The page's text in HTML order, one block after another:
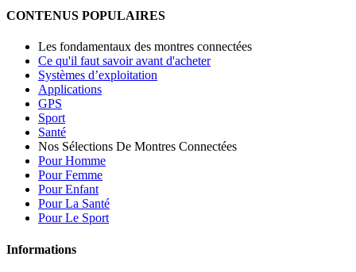
CONTENUS POPULAIRES
Les fondamentaux des montres connectées
Ce qu'il faut savoir avant d'acheter
Systèmes d’exploitation
Applications
GPS
Sport
Santé
Nos Sélections De Montres Connectées
Pour Homme
Pour Femme
Pour Enfant
Pour La Santé
Pour Le Sport
Informations